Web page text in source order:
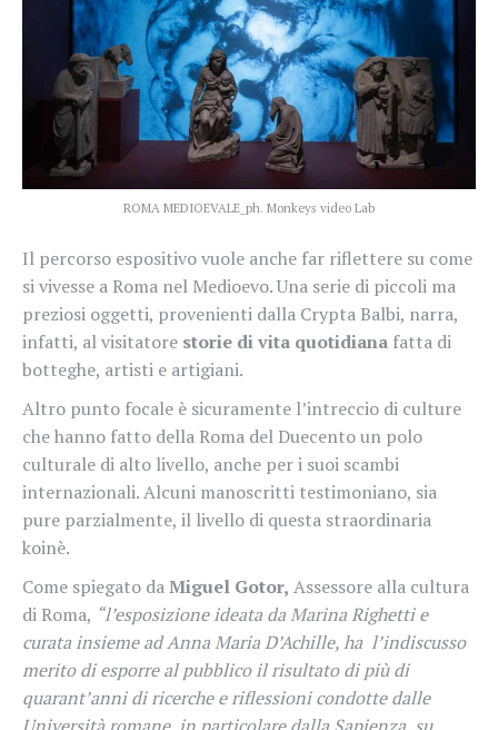
ROMA MEDIOEVALE_ph. Monkeys video Lab
Il percorso espositivo vuole anche far riflettere su come
si vivesse a Roma nel Medioevo. Una serie di piccoli ma
preziosi oggetti, provenienti dalla Crypta Balbi, narra,
infatti, al visitatore storie di vita quotidiana fatta di
botteghe, artisti e artigiani.
Altro punto focale è sicuramente l’intreccio di culture
che hanno fatto della Roma del Duecento un polo
culturale di alto livello, anche per i suoi scambi
internazionali. Alcuni manoscritti testimoniano, sia
pure parzialmente, il livello di questa straordinaria
koinè.
Come spiegato daMiguel Gotor, Assessore alla cultura
di Roma, “l’esposizione ideata da Marina Righetti e
curata insieme ad Anna Maria D’Achille, ha l’indiscusso
merito di esporre al pubblico il risultato di più di
quarant’anni di ricerche e riflessioni condotte dalle